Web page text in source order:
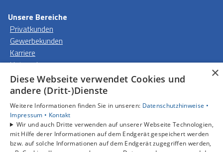
Unsere Bereiche
Privatkunden
Gewerbekunden
Karriere
Unternehmen
Kontakt
×
Diese Webseite verwendet Cookies und
andere (Dritt-)Dienste
Weitere Informationen finden Sie in unseren: Datenschutzhinweise •
Impressum • Kontakt
Wir und auch Dritte verwenden auf unserer Webseite Technologien,
mit Hilfe derer Informationen auf dem Endgerät gespeichert werden
bzw. auf solche Informationen auf dem Endgerät zugegriffen werden,